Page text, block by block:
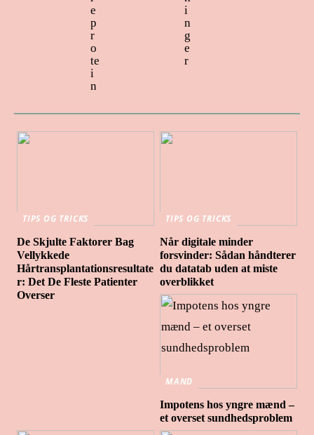
e
p
r
o
te
i
n
i
n
g
e
r
TIPS OG TRICKS
De Skjulte Faktorer Bag
Vellykkede
Hårtransplantationsresultate
r: Det De Fleste Patienter
Overser
TIPS OG TRICKS
Når digitale minder
forsvinder: Sådan håndterer
du datatab uden at miste
overblikket
MAND
Impotens hos yngre mænd –
et overset sundhedsproblem